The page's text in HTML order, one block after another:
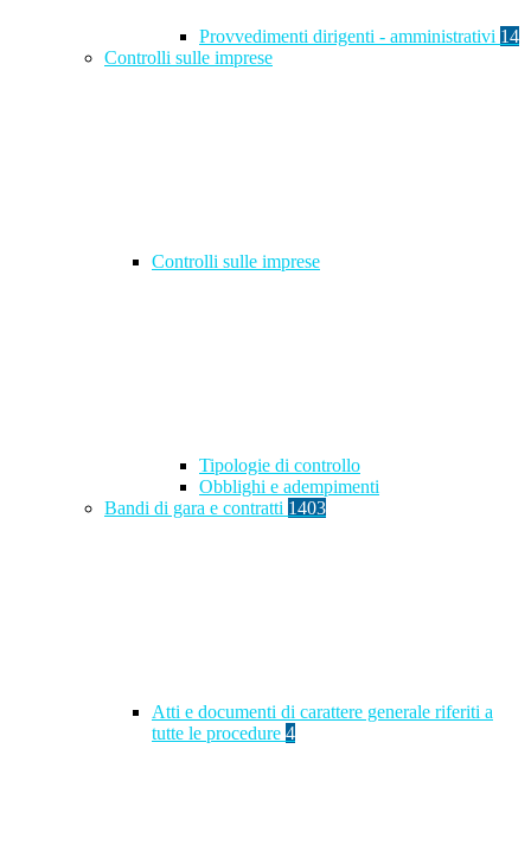
Provvedimenti dirigenti - amministrativi 14
Controlli sulle imprese
Controlli sulle imprese
Tipologie di controllo
Obblighi e adempimenti
Bandi di gara e contratti 1403
Atti e documenti di carattere generale riferiti a
tutte le procedure 4